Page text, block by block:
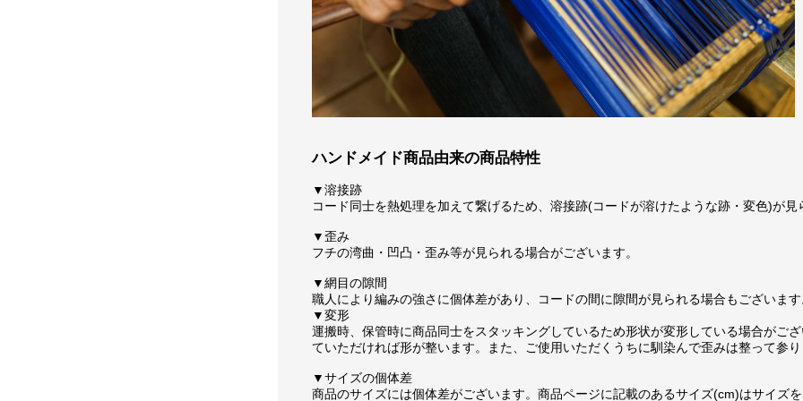
ハンドメイド商品由来の商品特性
▼溶接跡
コード同士を熱処理を加えて繋げるため、溶接跡(コードが溶けたような跡・変色)が見
▼歪み
フチの湾曲・凹凸・歪み等が見られる場合がございます。
▼網目の隙間
職人により編みの強さに個体差があり、コードの間に隙間が見られる場合もございま
▼変形
運搬時、保管時に商品同士をスタッキングしているため形状が変形している場合がご
ていただければ形が整います。また、ご使用いただくうちに馴染んで歪みは整って参
▼サイズの個体差
商品のサイズには個体差がございます。商品ページに記載のあるサイズ(cm)はサイズ